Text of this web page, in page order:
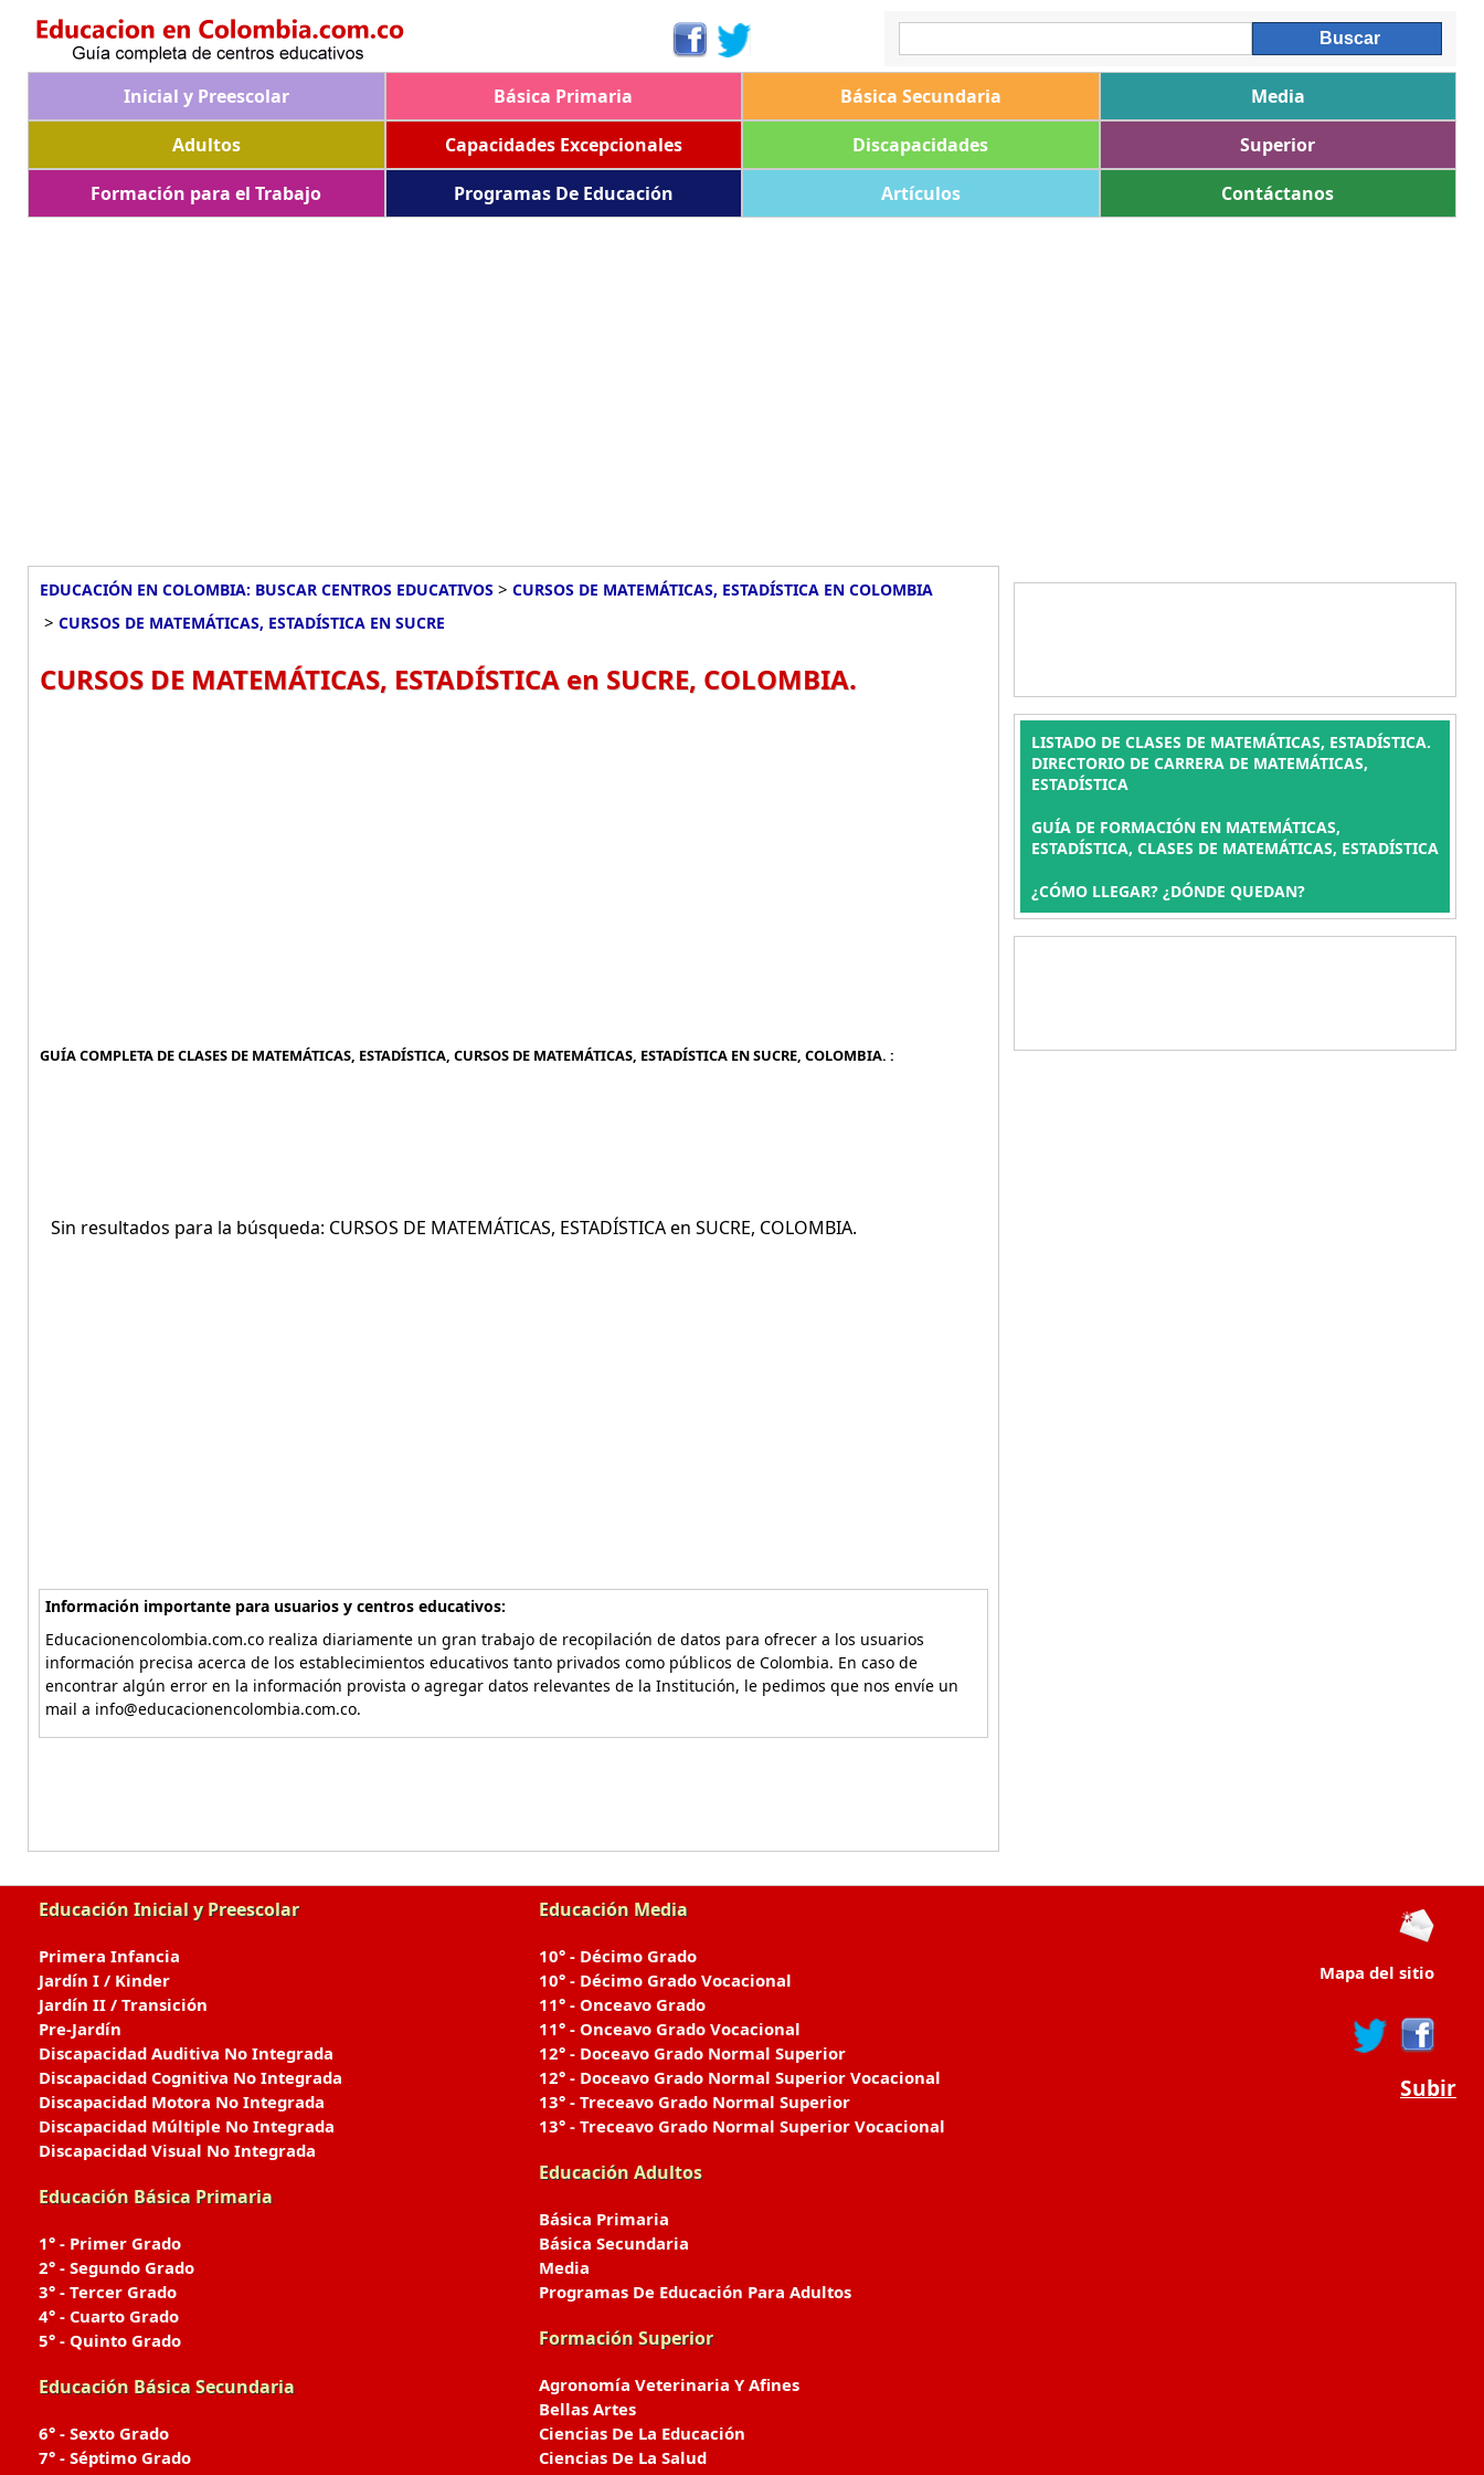
Inicial y Preescolar Básica Primaria Básica Secundaria
Media
Adultos
Capacidades Excepcionales Discapacidades
Superior
Formación para el Trabajo
Programas De Educación Artículos Contáctanos
EDUCACIÓN EN COLOMBIA: BUSCAR CENTROS EDUCATIVOS > CURSOS DE MATEMÁTICAS, ESTADÍSTICA EN COLOMBIA
> CURSOS DE MATEMÁTICAS, ESTADÍSTICA EN SUCRE
CURSOS DE MATEMÁTICAS, ESTADÍSTICA en SUCRE, COLOMBIA.
GUÍA COMPLETA DE CLASES DE MATEMÁTICAS, ESTADÍSTICA, CURSOS DE MATEMÁTICAS, ESTADÍSTICA EN SUCRE, COLOMBIA. :
Sin resultados para la búsqueda: CURSOS DE MATEMÁTICAS, ESTADÍSTICA en SUCRE, COLOMBIA.
Información importante para usuarios y centros educativos:
Educacionencolombia.com.co realiza diariamente un gran trabajo de recopilación de datos para ofrecer a los usuarios
información precisa acerca de los establecimientos educativos tanto privados como públicos de Colombia. En caso de
encontrar algún error en la información provista o agregar datos relevantes de la Institución, le pedimos que nos envíe un
mail a info@educacionencolombia.com.co.
LISTADO DE CLASES DE MATEMÁTICAS, ESTADÍSTICA.
DIRECTORIO DE CARRERA DE MATEMÁTICAS,
ESTADÍSTICA
GUÍA DE FORMACIÓN EN MATEMÁTICAS,
ESTADÍSTICA, CLASES DE MATEMÁTICAS, ESTADÍSTICA
¿CÓMO LLEGAR? ¿DÓNDE QUEDAN?
Educación Inicial y Preescolar
Primera Infancia
Jardín I / Kinder
Jardín II / Transición
Pre-Jardín
Discapacidad Auditiva No Integrada
Discapacidad Cognitiva No Integrada
Discapacidad Motora No Integrada
Discapacidad Múltiple No Integrada
Discapacidad Visual No Integrada
Educación Básica Primaria
1° - Primer Grado
2° - Segundo Grado
3° - Tercer Grado
4° - Cuarto Grado
5° - Quinto Grado
Educación Básica Secundaria
6° - Sexto Grado
7° - Séptimo Grado
Educación Media
10° - Décimo Grado
10° - Décimo Grado Vocacional
11° - Onceavo Grado
11° - Onceavo Grado Vocacional
12° - Doceavo Grado Normal Superior
12° - Doceavo Grado Normal Superior Vocacional
13° - Treceavo Grado Normal Superior
13° - Treceavo Grado Normal Superior Vocacional
Educación Adultos
Básica Primaria
Básica Secundaria
Media
Programas De Educación Para Adultos
Formación Superior
Agronomía Veterinaria Y Afines
Bellas Artes
Ciencias De La Educación
Ciencias De La Salud
Mapa del sitio
Subir